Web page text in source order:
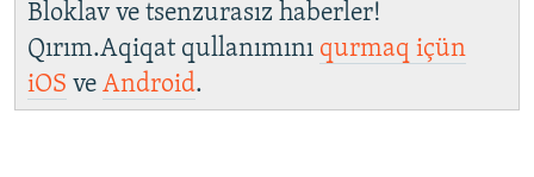
Bloklav ve tsenzurasız haberler!
Qırım.Aqiqat qullanımını qurmaq içün
iOS ve Android.